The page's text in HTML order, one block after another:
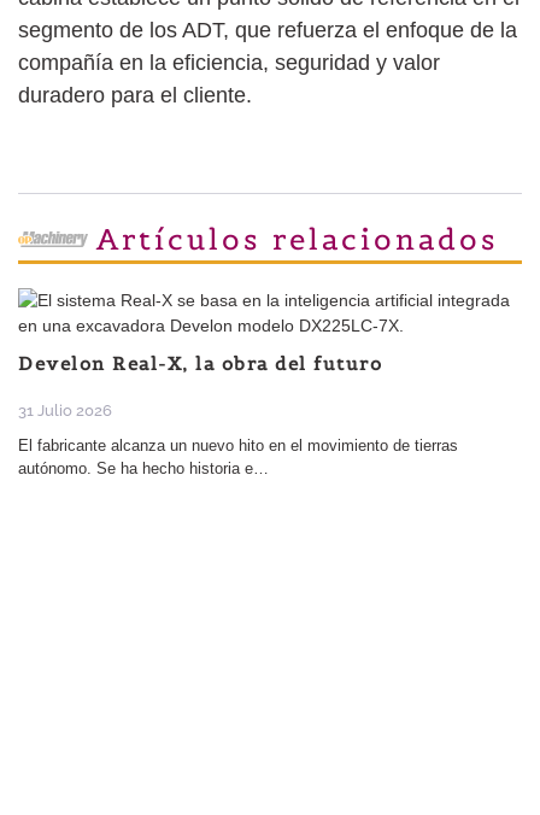
segmento de los ADT, que refuerza el enfoque de la
compañía en la eficiencia, seguridad y valor
duradero para el cliente.
Artículos relacionados
Develon Real-X, la obra del futuro
31 Julio 2026
El fabricante alcanza un nuevo hito en el movimiento de tierras
autónomo. Se ha hecho historia e…